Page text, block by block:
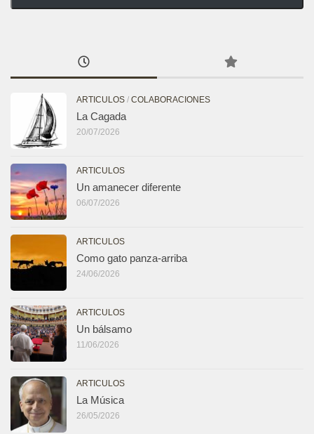
ARTICULOS / COLABORACIONES
La Cagada
20/07/2026
ARTICULOS
Un amanecer diferente
06/07/2026
ARTICULOS
Como gato panza-arriba
24/06/2026
ARTICULOS
Un bálsamo
11/06/2026
ARTICULOS
La Música
26/05/2026